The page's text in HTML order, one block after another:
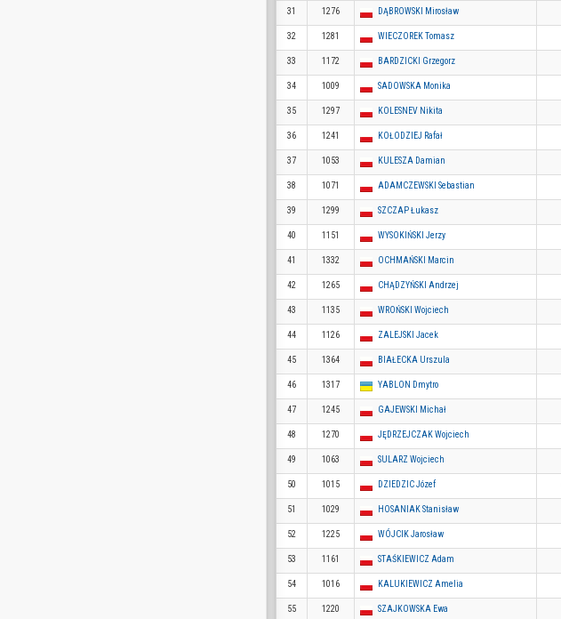
31 1276 DĄBROWSKI Mirosław
32 1281 WIECZOREK Tomasz
33 1172 BARDZICKI Grzegorz
34 1009 SADOWSKA Monika
35 1297 KOLESNEV Nikita
36 1241 KOŁODZIEJ Rafał
37 1053 KULESZA Damian
38 1071 ADAMCZEWSKI Sebastian
39 1299 SZCZAP Łukasz
40 1151 WYSOKIŃSKI Jerzy
41 1332 OCHMAŃSKI Marcin
42 1265 CHĄDZYŃSKI Andrzej
43 1135 WROŃSKI Wojciech
44 1126 ZALEJSKI Jacek
45 1364 BIAŁECKA Urszula
46 1317 YABLON Dmytro
47 1245 GAJEWSKI Michał
48 1270 JĘDRZEJCZAK Wojciech
49 1063 SULARZ Wojciech
50 1015 DZIEDZIC Józef
51 1029 HOSANIAK Stanisław
52 1225 WÓJCIK Jarosław
53 1161 STAŚKIEWICZ Adam
54 1016 KALUKIEWICZ Amelia
55 1220 SZAJKOWSKA Ewa